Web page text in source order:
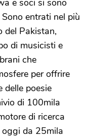
e soci si sono
entrati nel più
del Pakistan,
di musicisti e
che
per offrire
delle poesie
di 100mila
di ricerca
da 25mila